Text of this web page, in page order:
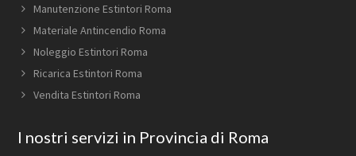
Manutenzione Estintori Roma
Materiale Antincendio Roma
Noleggio Estintori Roma
Ricarica Estintori Roma
Vendita Estintori Roma
I nostri servizi in Provincia di Roma